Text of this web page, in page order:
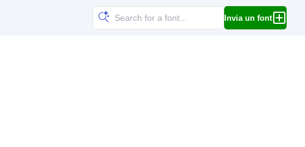
Invia un font